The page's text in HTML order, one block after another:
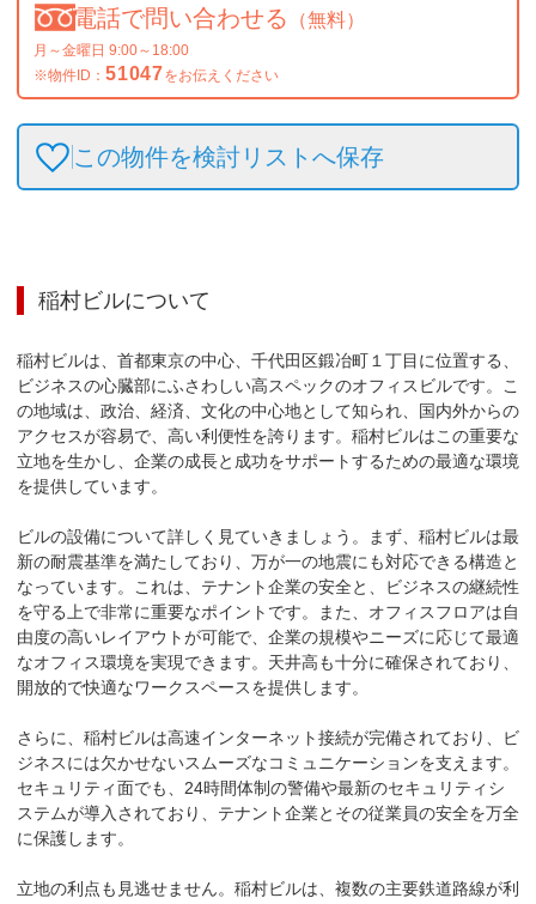
電話で問い合わせる （無料）
月～金曜日 9:00～18:00
※物件ID： 51047をお伝えください
この物件を検討リストへ保存
稲村ビルについて
稲村ビルは、首都東京の中心、千代田区鍛冶町１丁目に位置する、
ビジネスの心臓部にふさわしい高スペックのオフィスビルです。こ
の地域は、政治、経済、文化の中心地として知られ、国内外からの
アクセスが容易で、高い利便性を誇ります。稲村ビルはこの重要な
立地を生かし、企業の成長と成功をサポートするための最適な環境
を提供しています。
ビルの設備について詳しく見ていきましょう。まず、稲村ビルは最
新の耐震基準を満たしており、万が一の地震にも対応できる構造と
なっています。これは、テナント企業の安全と、ビジネスの継続性
を守る上で非常に重要なポイントです。また、オフィスフロアは自
由度の高いレイアウトが可能で、企業の規模やニーズに応じて最適
なオフィス環境を実現できます。天井高も十分に確保されており、
開放的で快適なワークスペースを提供します。
さらに、稲村ビルは高速インターネット接続が完備されており、ビ
ジネスには欠かせないスムーズなコミュニケーションを支えます。
セキュリティ面でも、24時間体制の警備や最新のセキュリティシ
ステムが導入されており、テナント企業とその従業員の安全を万全
に保護します。
立地の利点も見逃せません。稲村ビルは、複数の主要鉄道路線が利